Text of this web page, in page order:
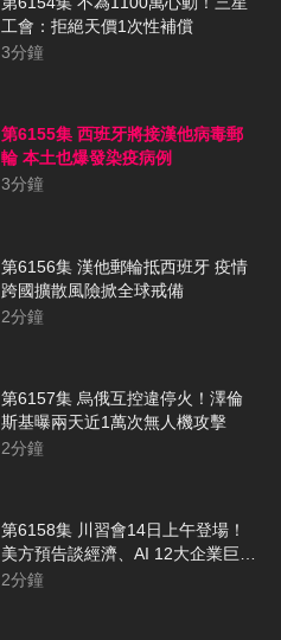
工會：拒絕天價1次性補償
3分鐘
第6155集 西班牙將接漢他病毒郵
輪 本土也爆發染疫病例
3分鐘
第6156集 漢他郵輪抵西班牙 疫情
跨國擴散風險掀全球戒備
2分鐘
第6157集 烏俄互控違停火！澤倫
斯基曝兩天近1萬次無人機攻擊
2分鐘
第6158集 川習會14日上午登場！
美方預告談經濟、AI 12大企業巨頭
隨行
2分鐘